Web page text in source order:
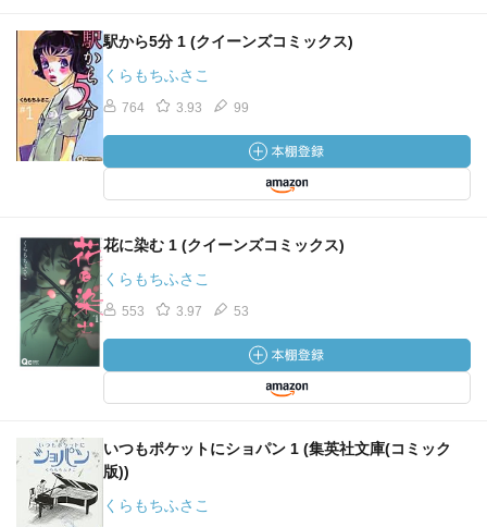
駅から5分 1 (クイーンズコミックス)
くらもちふさこ
764 3.93 99
花に染む 1 (クイーンズコミックス)
くらもちふさこ
553 3.97 53
いつもポケットにショパン 1 (集英社文庫(コミック
版))
くらもちふさこ